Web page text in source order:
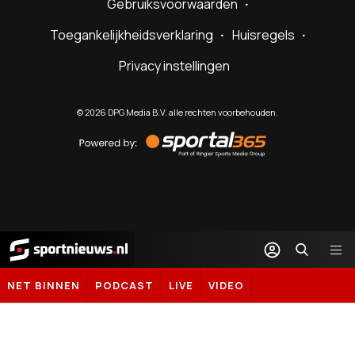
Gebruiksvoorwaarden
Toegankelijkheidsverklaring
Huisregels
Privacy instellingen
©2026 DPG Media B.V. alle rechten voorbehouden.
by
Sportal365
Sportnieuws.nl
NET BINNEN PODCAST LIVE VIDEO